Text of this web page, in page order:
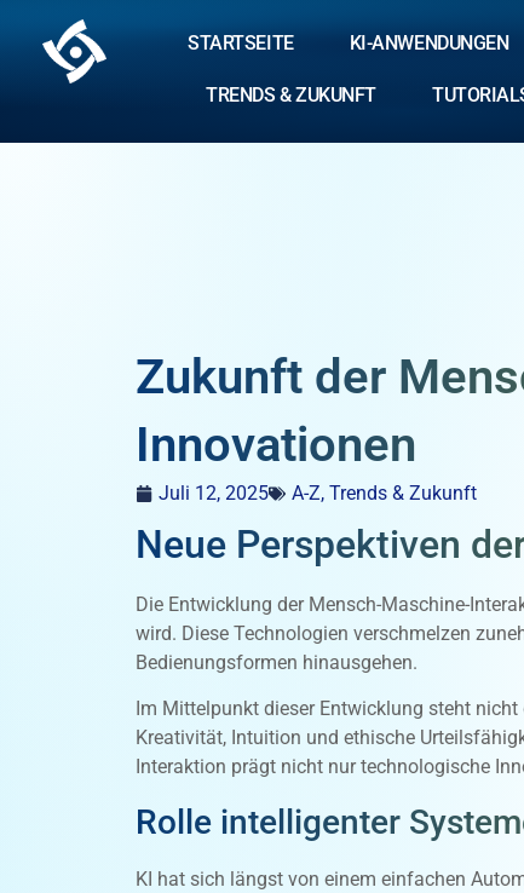
STARTSEITE KI-ANWENDUNGEN
TRENDS & ZUKUNFT
Zukunft der
Innovationen
Juli 12, 2025 A-Z, Trends & Zukunft
Neue Perspektiven
Die Entwicklung der Mensch-Maschine-
wird. Diese Technologien verschmelzen
Bedienungsformen hinausgehen.
Im Mittelpunkt dieser Entwicklung steht
Kreativität, Intuition und ethische
Interaktion prägt nicht nur technologische
Rolle intelligenter
KI hat sich längst von einem einfachen